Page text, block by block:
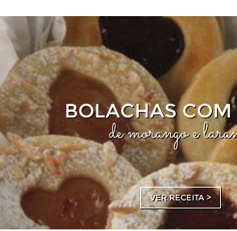
BOLACHAS
de morango e
VER RECEITA >